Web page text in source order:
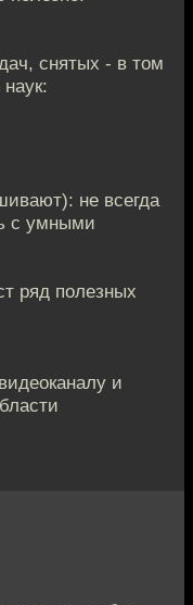
снятых - в том
не всегда
с умными
ряд полезных
и